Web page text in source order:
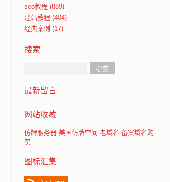
seo教程 (889)
建站教程 (404)
经典案例 (17)
搜索
最新留言
网站收藏
仿牌服务器 美国仿牌空间 老域名 备案域名购
买
图标汇集